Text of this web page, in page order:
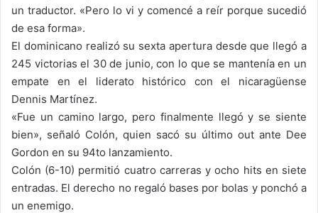
un traductor. «Pero lo vi y comencé a reír porque sucedió
de esa forma».
El dominicano realizó su sexta apertura desde que llegó a
245 victorias el 30 de junio, con lo que se mantenía en un
empate en el liderato histórico con el nicaragüense
Dennis Martínez.
«Fue un camino largo, pero finalmente llegó y se siente
bien», señaló Colón, quien sacó su último out ante Dee
Gordon en su 94to lanzamiento.
Colón (6-10) permitió cuatro carreras y ocho hits en siete
entradas. El derecho no regaló bases por bolas y ponchó a
un enemigo.